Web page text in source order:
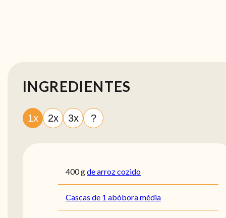
INGREDIENTES
1x 2x 3x ?
400gde arroz cozido
Cascas de 1 abóbora média